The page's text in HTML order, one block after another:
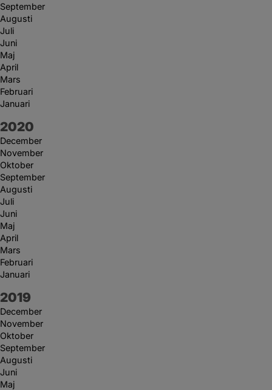
September
Augusti
Juli
Juni
Maj
April
Mars
Februari
Januari
År:
2020
December
November
Oktober
September
Augusti
Juli
Juni
Maj
April
Mars
Februari
Januari
År:
2019
December
November
Oktober
September
Augusti
Juni
Maj